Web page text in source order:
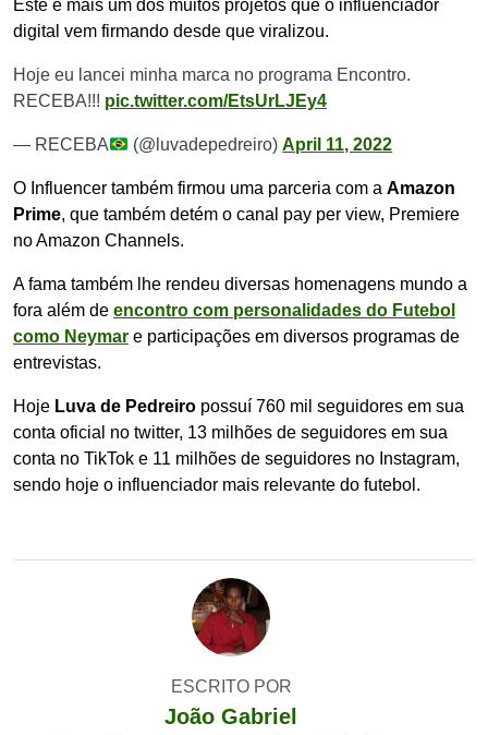
Este é mais um dos muitos projetos que o influenciador
digital vem firmando desde que viralizou.
Hoje eu lancei minha marca no programa Encontro.
RECEBA!!! pic.twitter.com/EtsUrLJEy4
— RECEBA (@luvadepedreiro)April 11, 2022
O Influencer também firmou uma parceria com a Amazon
Prime, que também detém o canal pay per view, Premiere
no Amazon Channels.
A fama também lhe rendeu diversas homenagens mundo a
fora além de encontro com personalidades do Futebol
como Neymar e participações em diversos programas de
entrevistas.
Hoje Luva de Pedreiro possuí 760 mil seguidores em sua
conta oficial no twitter, 13 milhões de seguidores em sua
conta no TikTok e 11 milhões de seguidores no Instagram,
sendo hoje o influenciador mais relevante do futebol.
ESCRITO POR
João Gabriel